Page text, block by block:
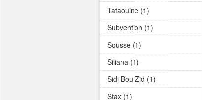
Tataouine (1)
Subvention (1)
Sousse (1)
Siliana (1)
Sidi Bou Zid (1)
Sfax (1)